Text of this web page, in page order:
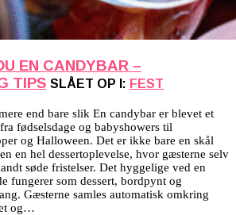
EN CANDYBAR –
TIPS SLÅET OP I: FEST
end bare slik En candybar er blevet et
fødselsdage og babyshowers til
og Halloween. Det er ikke bare en skål
en hel dessertoplevelse, hvor gæsterne selv
søde fristelser. Det hyggelige ved en
fungerer som dessert, bordpynt og
Gæsterne samles automatisk omkring
og…